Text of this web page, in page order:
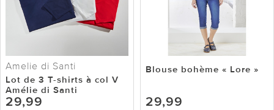
Amelie di Santi
Lot de 3 T-shirts à col V
Amélie di Santi
29,99
Blouse bohème « Lore »
29,99